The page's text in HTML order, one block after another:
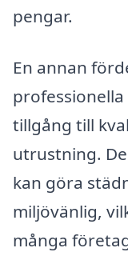
pengar.
En annan
tillgång till
utrustning.
kan göra
miljövänlig,
många